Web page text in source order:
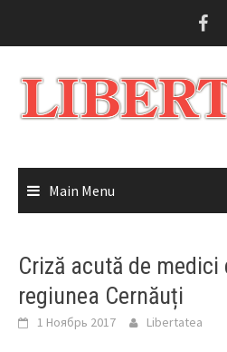
Main Menu
Criză acută de
regiunea Cernăuți
1 Ноябрь 2017 Libertatea